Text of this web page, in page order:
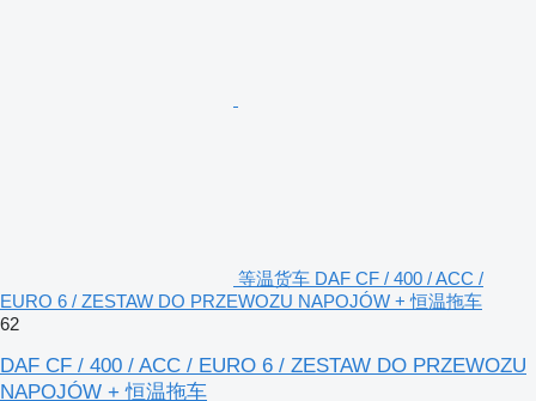
等温货车 DAF CF / 400 / ACC /
EURO 6 / ZESTAW DO PRZEWOZU NAPOJÓW + 恒温拖车
62
DAF CF / 400 / ACC / EURO 6 / ZESTAW DO PRZEWOZU
NAPOJÓW + 恒温拖车